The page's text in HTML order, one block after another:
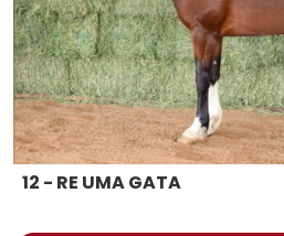
12 - RE UMA GATA